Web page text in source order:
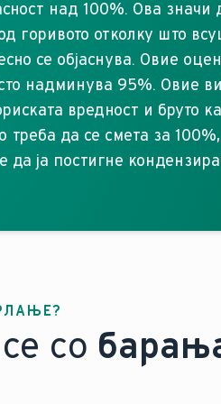
над 100%. Ова значи
горивото отколку што
се објаснува. Овие
надминува 95%. Овие
вредност и бруто
треба да се смета за
да ја постигне
со